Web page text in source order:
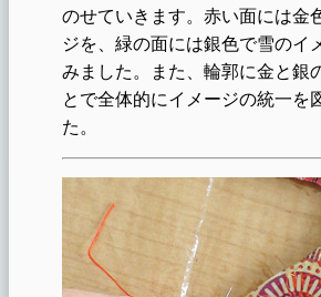
のせていきます。赤い面には金
ジを、緑の面には銀色で雪のイ
みました。また、輪郭に金と銀
とで全体的にイメージの統一を
た。